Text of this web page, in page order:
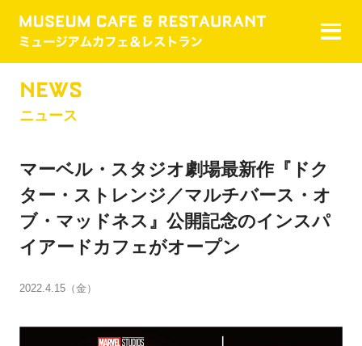
NEWS
ニュース
マーベル・スタジオ劇場最新作『ドク
ター・ストレンジ／マルチバース・オ
ブ・マッドネス』公開記念のインスパ
イアードカフェがオープン
2022.4.15（金）